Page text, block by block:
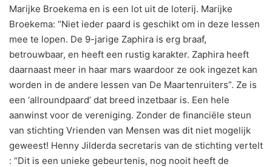
Marijke Broekema en is een lot uit de loterij. Marijke
Broekema: “Niet ieder paard is geschikt om in deze lessen
mee te lopen. De 9-jarige Zaphira is erg braaf,
betrouwbaar, en heeft een rustig karakter. Zaphira heeft
daarnaast meer in haar mars waardoor ze ook ingezet kan
worden in de andere lessen van De Maartenruiters”. Ze is
een ‘allroundpaard’ dat breed inzetbaar is. Een hele
aanwinst voor de vereniging. Zonder de financiële steun
van stichting Vrienden van Mensen was dit niet mogelijk
geweest! Henny Jilderda secretaris van de stichting vertelt
: “Dit is een unieke gebeurtenis, nog nooit heeft de